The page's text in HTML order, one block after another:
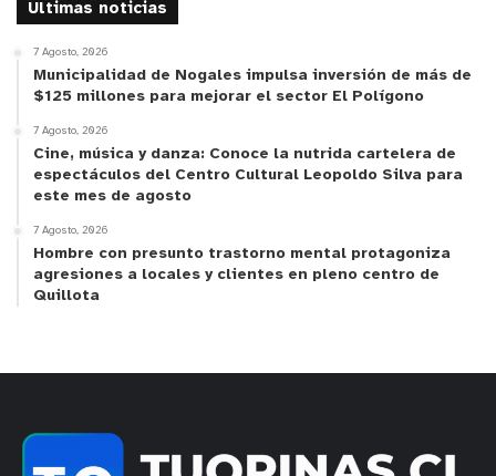
personas usuarias del Centro Emerger.
El plan de trabajo contempla tres grandes ejes
estratégicos: avanzar en un cambio de paradigma
cultural para sensibilizar a la comunidad y
disminuir prejuicios; fomentar la participación
activa de usuarios y usuarias del Centro Emerger
desarrollar talleres artísticos, culturales y
recreativos diseñados especialmente para este
grupo.
tratamiento y apoyo a personas adultas y
Ultimas noticias
7 Agosto, 2026
Municipalidad de Nogales impulsa inversión de más de
$125 millones para mejorar el sector El Polígono
7 Agosto, 2026
Cine, música y danza: Conoce la nutrida cartelera de
espectáculos del Centro Cultural Leopoldo Silva para
este mes de agosto
7 Agosto, 2026
Hombre con presunto trastorno mental protagoniza
agresiones a locales y clientes en pleno centro de
Quillota